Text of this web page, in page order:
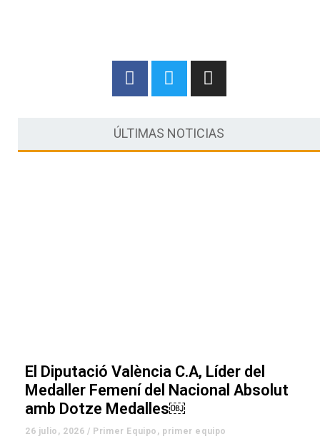
ÚLTIMAS NOTICIAS
El Diputació València C.A, Líder del
Medaller Femení del Nacional Absolut
amb Dotze Medalles￼
26 julio, 2026 / Primer Equipo , primer equipo